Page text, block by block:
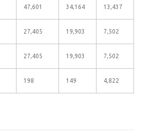
47,601 34,164 13,437
27,405 19,903 7,502
27,405 19,903 7,502
198 149 4,822